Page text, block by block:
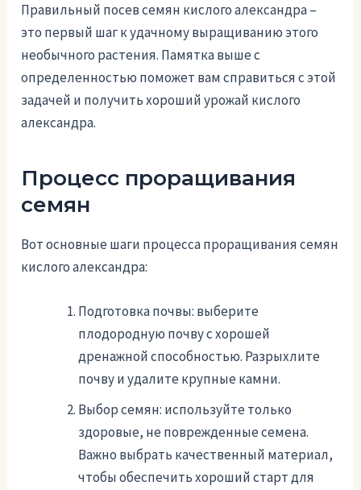
Правильный посев семян кислого александра –
это первый шаг к удачному выращиванию этого
необычного растения. Памятка выше с
определенностью поможет вам справиться с этой
задачей и получить хороший урожай кислого
александра.
Процесс проращивания
семян
Вот основные шаги процесса проращивания семян
кислого александра:
Подготовка почвы: выберите
плодородную почву с хорошей
дренажной способностью. Разрыхлите
почву и удалите крупные камни.
Выбор семян: используйте только
здоровые, не поврежденные семена.
Важно выбрать качественный материал,
чтобы обеспечить хороший старт для